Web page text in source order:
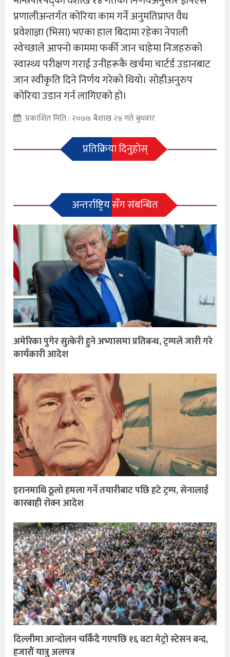
प्रणालीअन्तर्गत कोरिया काम गर्ने अनुमतिप्राप्त वैध
प्रवेशाज्ञा (भिसा) भएका हाल बिदामा रहेका नेपाली
स्वेच्छाले आफ्नो काममा फर्की जान चाहेमा निजहरुको
स्वास्थ्य परीक्षण गराई उनीहरूकै खर्चमा चार्टर्ड उडानबाट
जान स्वीकृति दिने निर्णय गरेको थियो। सोहीअनुरुप
कोरिया उडान गर्न लागिएको हो।
प्रकाशित मिति : २०७७ बैशाख २४ गते बुधवार
प्रतिक्रिया दिनुहोस्
अन्तर्राष्ट्रिय सँग संबन्धित
अमेरिका पुगेर सुत्केरी हुने अभ्यासमा प्रतिबन्ध, ट्रम्पले जारी गरे
कार्यकारी आदेश
इरानमाथि ठूलो हमला गर्ने तयारीबाट पछि हटे ट्रम्प, सेनालाई
कारबाही रोक्न आदेश
दिल्लीमा आन्दोलन चर्किँदै गएपछि १६ वटा मेट्रो स्टेसन बन्द,
हजारौं यात्रु अलपत्र